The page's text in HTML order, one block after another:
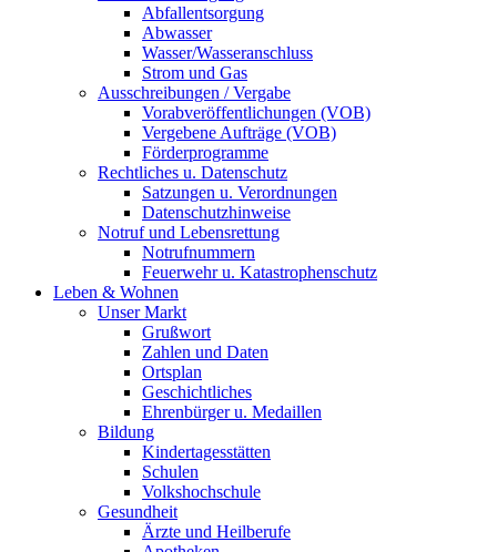
Abfallentsorgung
Abwasser
Wasser/Wasseranschluss
Strom und Gas
Ausschreibungen / Vergabe
Vorabveröffentlichungen (VOB)
Vergebene Aufträge (VOB)
Förderprogramme
Rechtliches u. Datenschutz
Satzungen u. Verordnungen
Datenschutzhinweise
Notruf und Lebensrettung
Notrufnummern
Feuerwehr u. Katastrophenschutz
Leben & Wohnen
Unser Markt
Grußwort
Zahlen und Daten
Ortsplan
Geschichtliches
Ehrenbürger u. Medaillen
Bildung
Kindertagesstätten
Schulen
Volkshochschule
Gesundheit
Ärzte und Heilberufe